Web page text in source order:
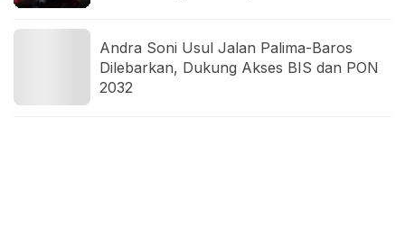
Andra Soni Usul Jalan Palima-Baros
Dilebarkan, Dukung Akses BIS dan PON
2032